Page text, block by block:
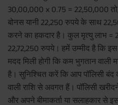
30,00,000 x 0.75 = 22,50,000
बोनस यानी 22,250 रुपये के साथ
करने का हकदार है। कुल मृत्यु लाभ =
22,72,250 रुपये। हमें उम्मीद है कि
मदद मिली होगी कि कम भुगतान
है। सुनिश्चित करें कि आप पॉलिसी बंद
वाली राशि से अवगत हैं। पॉलिसी
और अपने बीमाकर्ता या सलाहकार से